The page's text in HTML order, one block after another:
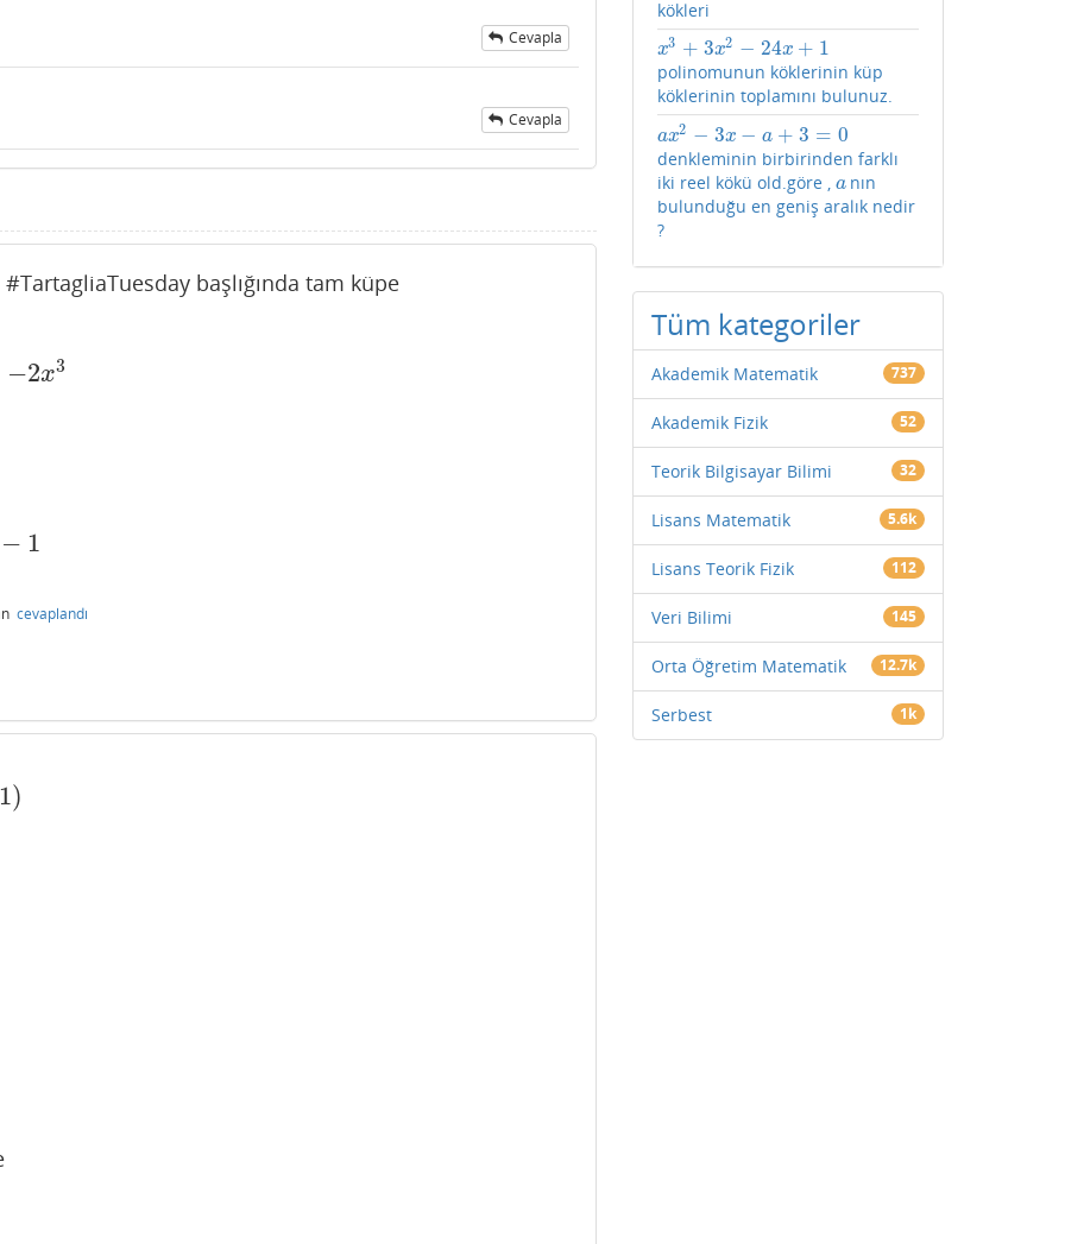
Cevapla
Cevapla
başlığında tam küpe
−2x3
− 1
cevaplandı
1)
kökleri
x3 + 3x2 − 24x + 1
x3+3x 2−24 x+ 1
polinomunun köklerinin küp
köklerinin toplamını bulunuz.
ax2 − 3x − a + 3 = 0
ax2− 3x −a+ 3= 0
denkleminin birbirinden farklı
iki reel kökü old.göre , a
anın
bulunduğu en geniş aralık nedir
?
Tüm kategoriler
Akademik Matematik 737
Akademik Fizik 52
Teorik Bilgisayar Bilimi 32
Lisans Matematik 5.6k
Lisans Teorik Fizik 112
Veri Bilimi 145
Orta Öğretim Matematik 12.7k
Serbest 1k